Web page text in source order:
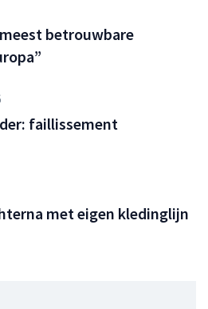
betrouwbare
faillissement
met eigen kledinglijn